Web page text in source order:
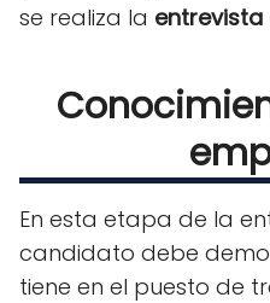
se realiza la entrevista
En esta etapa de la
candidato debe
tiene en el puesto de